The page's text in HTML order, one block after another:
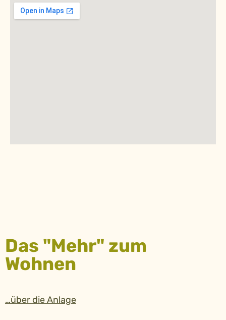
Das "Mehr" zum
Wohnen
…über die Anlage